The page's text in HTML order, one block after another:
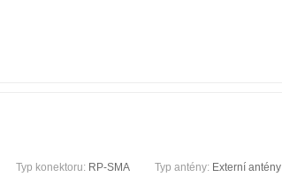
Typ konektoru: RP-SMA Typ antény: Externí antény